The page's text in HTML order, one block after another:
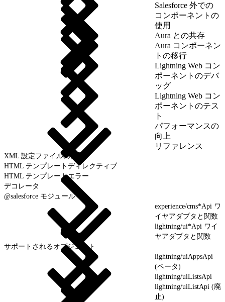
Salesforce 外での
コンポーネントの
使用
Aura との共存
Aura コンポーネン
トの移行
Lightning Web コン
ポーネントのデバ
ッグ
Lightning Web コン
ポーネントのテス
ト
パフォーマンスの
向上
リファレンス
XML 設定ファイルの要素
HTML テンプレートディレクティブ
HTML テンプレートエラー
デコレータ
@salesforce モジュール
experience/cms*Api ワ
イヤアダプタと関数
lightning/ui*Api ワイ
ヤアダプタと関数
サポートされるオブジェクト
lightning/uiAppsApi
(ベータ)
lightning/uiListsApi
lightning/uiListApi (廃
止)